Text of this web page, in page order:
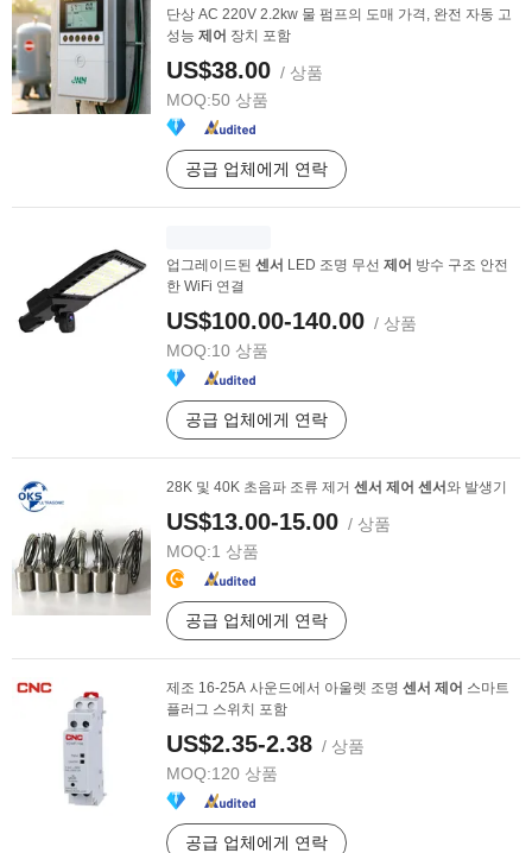
단상 AC 220V 2.2kw 물 펌프의 도매 가격, 완전 자동 고
성능 제어 장치 포함
US$38.00 / 상품
MOQ:50 상품
공급 업체에게 연락
업그레이드된 센서 LED 조명 무선 제어 방수 구조 안전
한 WiFi 연결
US$100.00-140.00 / 상품
MOQ:10 상품
공급 업체에게 연락
28K 및 40K 초음파 조류 제거 센서 제어 센서와 발생기
US$13.00-15.00 / 상품
MOQ:1 상품
공급 업체에게 연락
제조 16-25A 사운드에서 아울렛 조명 센서 제어 스마트
플러그 스위치 포함
US$2.35-2.38 / 상품
MOQ:120 상품
공급 업체에게 연락